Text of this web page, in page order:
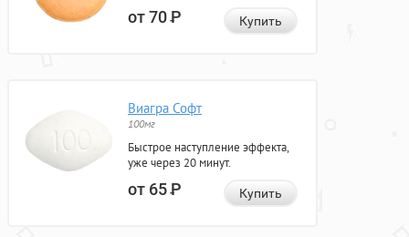
от 70Р Купить
Виагра Софт
100мг
Быстрое наступление эффекта,
уже через 20 минут.
от 65Р Купить